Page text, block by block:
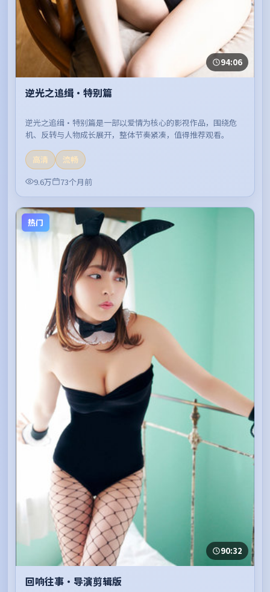
94:06
逆光之追缉·特别篇
逆光之追缉·特别篇是一部以爱情为核心的影视作品，围绕危
机、反转与人物成长展开，整体节奏紧凑，值得推荐观看。
高清
流畅
9.6万
73个月前
热门
90:32
回响往事·导演剪辑版